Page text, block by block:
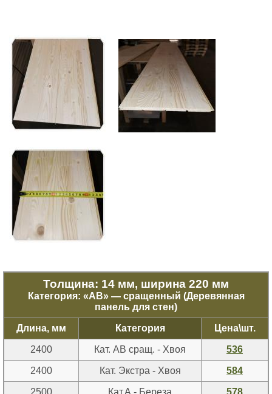
Толщина: 14 мм, ширина 220 мм
Категория: «АВ» — сращенный (Деревянная
панель для стен)
Длина, мм Категория Цена\шт.
2400 Кат. АВ сращ. - Хвоя 536
2400 Кат. Экстра - Хвоя 584
2500 Кат.А - Береза 578